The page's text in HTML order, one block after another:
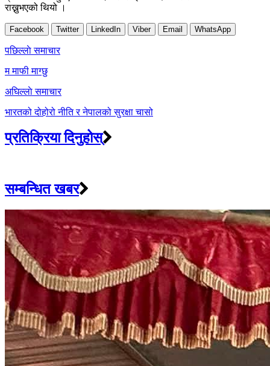
राख्नुभएको थियो ।
Facebook Twitter LinkedIn Viber Email WhatsApp
Post
navigation
पछिल्लाे समाचार
म माफी माग्छु
अघिल्लाे समाचार
भारतको दोहोरो नीति र नेपालको सुरक्षा चासो
प्रतिक्रिया दिनुहोस्
सम्बन्धित खबर